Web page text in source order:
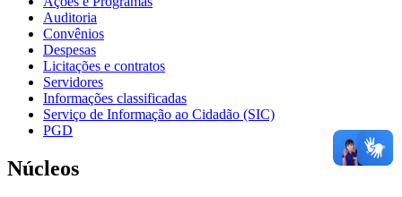
Auditoria
Convênios
Despesas
Licitações e contratos
Servidores
Informações classificadas
Serviço de Informação ao Cidadão (SIC)
PGD
Núcleos